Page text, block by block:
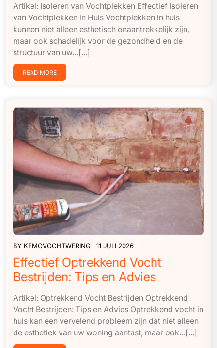
Artikel: Isoleren van Vochtplekken Effectief Isoleren
van Vochtplekken in Huis Vochtplekken in huis
kunnen niet alleen esthetisch onaantrekkelijk zijn,
maar ook schadelijk voor de gezondheid en de
structuur van uw…[...]
READ MORE
BY KEMOVOCHTWERING 11 JULI 2026
Effectief Optrekkend Vocht
Bestrijden: Tips en Advies
Artikel: Optrekkend Vocht Bestrijden Optrekkend
Vocht Bestrijden: Tips en Advies Optrekkend vocht in
huis kan een vervelend probleem zijn dat niet alleen
de esthetiek van uw woning aantast, maar ook…[...]